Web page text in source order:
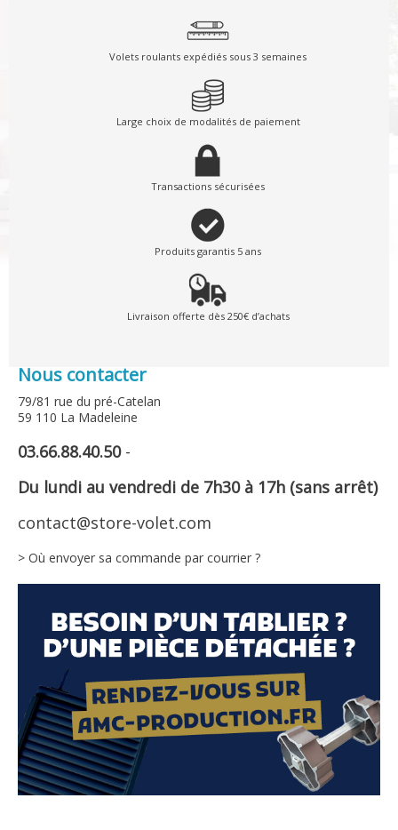
Volets roulants expédiés sous 3 semaines
Large choix de modalités de paiement
Transactions sécurisées
Produits garantis 5 ans
Livraison offerte dès 250€ d’achats
Nous contacter
79/81 rue du pré-Catelan
59 110 La Madeleine
03.66.88.40.50-
Du lundi au vendredi de 7h30 à 17h (sans arrêt)
contact@store-volet.com
> Où envoyer sa commande par courrier ?